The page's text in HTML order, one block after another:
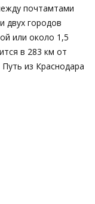
почтамтами
двух городов
или около 1,5
в 283 км от
из Краснодара